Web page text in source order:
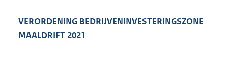
VERORDENING BEDRIJVENINVESTERINGSZONE
MAALDRIFT 2021